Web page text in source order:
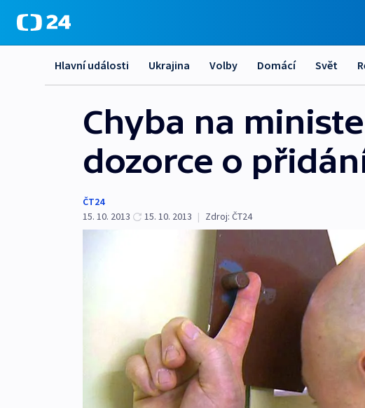
Hlavní události Ukrajina Volby Domácí Svět
Chyba na
dozorce o
ČT24
15. 10. 2013
15. 10. 2013 | Zdroj: ČT24